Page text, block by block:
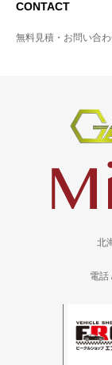
CONTACT
無料見積・お問い合
北
電話